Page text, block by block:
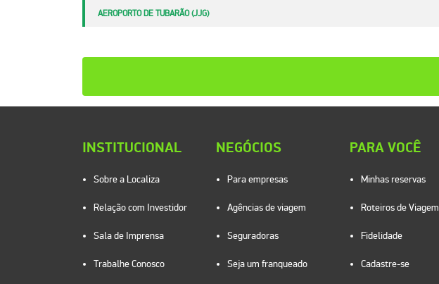
AEROPORTO DE TUBARÃO (JJG)
INSTITUCIONAL
Sobre a Localiza
Relação com Investidor
Sala de Imprensa
Trabalhe Conosco
NEGÓCIOS
Para empresas
Agências de viagem
Seguradoras
Seja um franqueado
PARA VOCÊ
Minhas reservas
Roteiros de Viagem
Fidelidade
Cadastre-se